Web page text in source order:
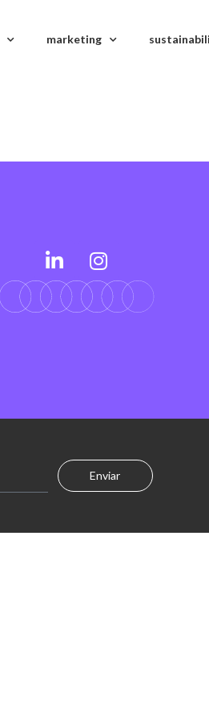
marketing
Enviar